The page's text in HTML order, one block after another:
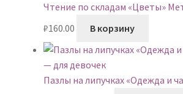
Чтение по складам «Цветы»
₽160.00 В корзину
Пазлы на липучках «Одежда и